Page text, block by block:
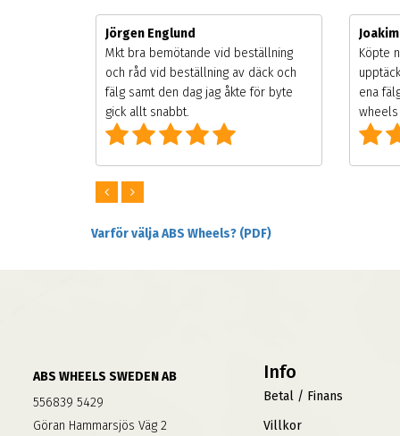
Jörgen Englund
Mkt bra bemötande vid beställning
och råd vid beställning av däck och
fälg samt den dag jag åkte för byte
gick allt snabbt.
Köpte
ena
Varför välja ABS Wheels? (PDF)
ABS WHEELS SWEDEN AB
556839 5429
Göran Hammarsjös Väg 2
Info
Betal / Finans
Villkor